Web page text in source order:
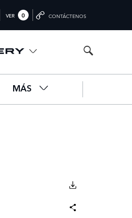
VER 0 CONTÁCTENOS
MÁS
Share